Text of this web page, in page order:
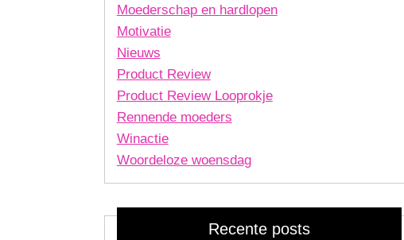
Moederschap en hardlopen
Motivatie
Nieuws
Product Review
Product Review Looprokje
Rennende moeders
Winactie
Woordeloze woensdag
Recente posts